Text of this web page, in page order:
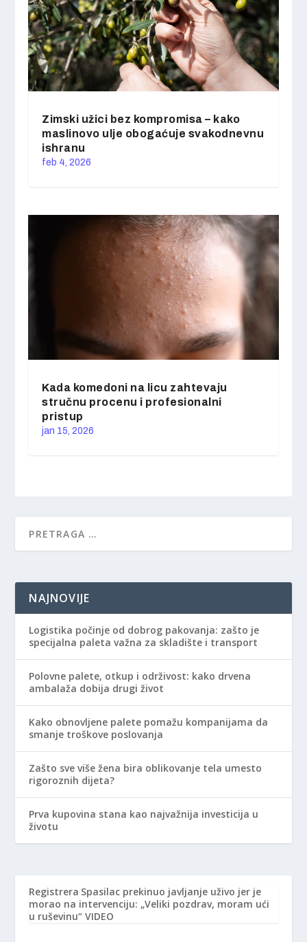
Zimski užici bez kompromisa – kako
maslinovo ulje obogaćuje svakodnevnu
ishranu
feb 4, 2026
Kada komedoni na licu zahtevaju
stručnu procenu i profesionalni
pristup
jan 15, 2026
NAJNOVIJE
Logistika počinje od dobrog pakovanja: zašto je
specijalna paleta važna za skladište i transport
Polovne palete, otkup i održivost: kako drvena
ambalaža dobija drugi život
Kako obnovljene palete pomažu kompanijama da
smanje troškove poslovanja
Zašto sve više žena bira oblikovanje tela umesto
rigoroznih dijeta?
Prva kupovina stana kao najvažnija investicija u
životu
Registrera Spasilac prekinuo javljanje uživo jer je
morao na intervenciju: „Veliki pozdrav, moram ući
u ruševinu“ VIDEO